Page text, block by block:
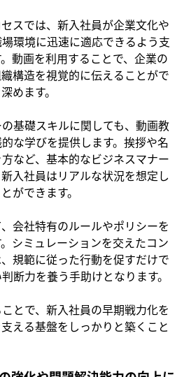
スでは、新入社員が企業文化や
環境に迅速に適応できるよう支
動画を利用することで、企業の
構造を視覚的に伝えることがで
めます。
基礎スキルに関しても、動画教
な学びを提供します。挨拶や名
など、基本的なビジネスマナー
入社員はリアルな状況を想定し
ができます。
会社特有のルールやポリシーを
シミュレーションを交えたコン
規範に従った行動を促すだけで
断力を養う手助けとなります。
とで、新入社員の早期戦力化を
える基盤をしっかりと築くこと